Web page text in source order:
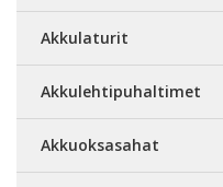
Akkulaturit
Akkulehtipuhaltimet
Akkuoksasahat